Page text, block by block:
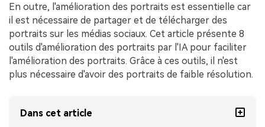
En outre, l'amélioration des portraits est essentielle car
il est nécessaire de partager et de télécharger des
portraits sur les médias sociaux. Cet article présente 8
outils d'amélioration des portraits par l'IA pour faciliter
l'amélioration des portraits. Grâce à ces outils, il n'est
plus nécessaire d'avoir des portraits de faible résolution.
Dans cet article